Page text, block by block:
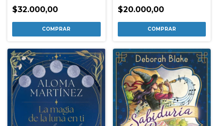
$32.000,00 $20.000,00